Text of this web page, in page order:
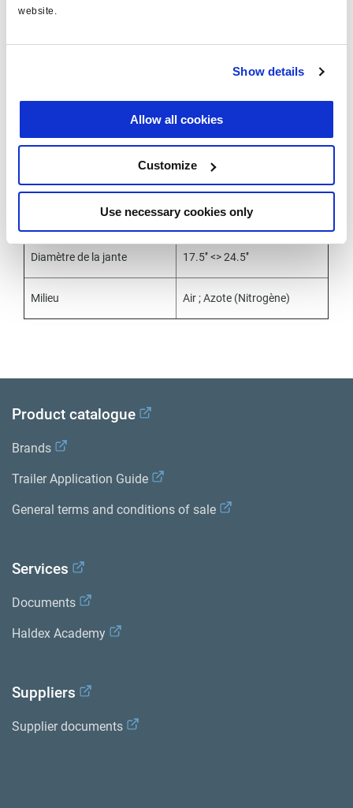
website.
Show details
Allow all cookies
Customize
Use necessary cookies only
Faisceau Haldex
Caractéristiques
Par sangle
Diamètre de la jante 17.5'’ <> 24.5'’
Milieu Air ; Azote (Nitrogène)
Product catalogue
Brands
Trailer Application Guide
General terms and conditions of sale
Services
Documents
Haldex Academy
Suppliers
Supplier documents